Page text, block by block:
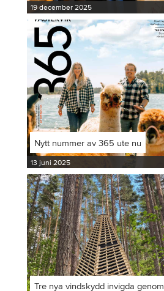
19 december 2025
Nytt nummer av 365 ute nu
13 juni 2025
Tre nya vindskydd invigda genom